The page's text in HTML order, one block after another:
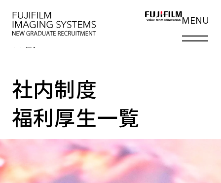
MENU
LIFE
いい人生こそ、
社内制度
福利厚生一覧